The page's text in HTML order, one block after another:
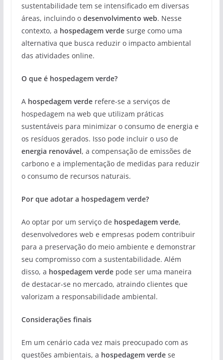
sustentabilidade tem se intensificado em diversas
áreas, incluindo o desenvolvimento web. Nesse
contexto, a hospedagem verdesurge como uma
alternativa que busca reduzir o impacto ambiental
das atividades online.
O que é hospedagem verde?
A hospedagem verderefere-se a serviços de
hospedagem na web que utilizam práticas
sustentáveis para minimizar o consumo de energia e
os resíduos gerados. Isso pode incluir o uso de
energia renovável, a compensação de emissões de
carbono e a implementação de medidas para reduzir
o consumo de recursos naturais.
Por que adotar a hospedagem verde?
Ao optar por um serviço de hospedagem verde,
desenvolvedores web e empresas podem contribuir
para a preservação do meio ambiente e demonstrar
seu compromisso com a sustentabilidade. Além
disso, a hospedagem verdepode ser uma maneira
de destacar-se no mercado, atraindo clientes que
valorizam a responsabilidade ambiental.
Considerações finais
Em um cenário cada vez mais preocupado com as
questões ambientais, a hospedagem verdese